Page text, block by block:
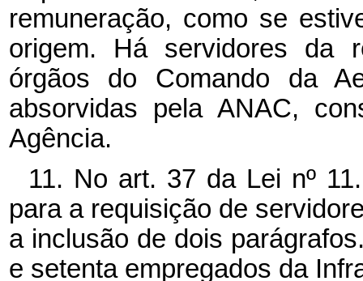
remuneração, como se
origem. Há servidores da
órgãos do Comando da
absorvidas pela ANAC,
Agência.
11. No art. 37 da Lei nº
para a requisição de
a inclusão de dois
e setenta empregados da